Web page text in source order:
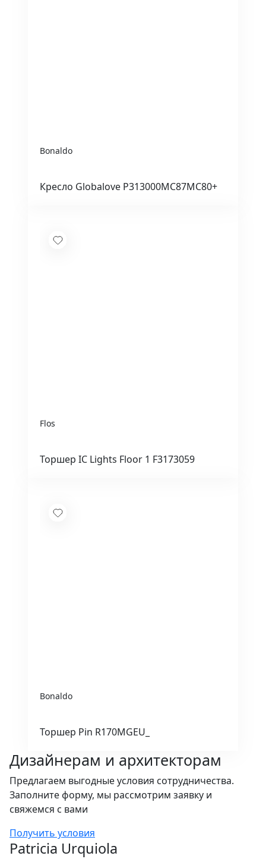
Bonaldo
Кресло Globalove P313000MC87MC80+
Flos
Торшер IC Lights Floor 1 F3173059
Bonaldo
Торшер Pin R170MGEU_
Дизайнерам и архитекторам
Предлагаем выгодные условия сотрудничества.
Заполните форму, мы рассмотрим заявку и
свяжемся с вами
Получить условия
Patricia Urquiola